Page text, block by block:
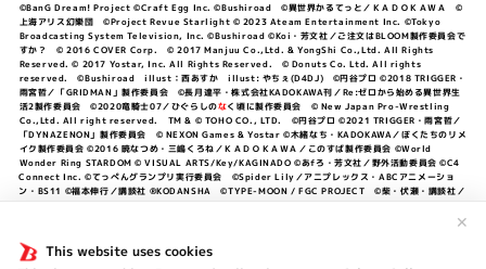
This website uses cookies
✕
©BanG Dream! Project ©Craft Egg Inc. ©Bushiroad ©異世界かるてっと／ＫＡＤＯＫＡＷＡ ©
上海アリス幻樂団 ©Project Revue Starlight © 2023 Ateam Entertainment Inc. ©Tokyo
Broadcasting System Television, Inc. ©Bushiroad ©Koi・芳文社／ご注文はBLOOM製作委員会で
すか？ © 2016 COVER Corp. © 2017 Manjuu Co.,Ltd. & YongShi Co.,Ltd. All Rights
Reserved. © 2017 Yostar, Inc. All Rights Reserved. © Donuts Co. Ltd. All rights
reserved. ©Bushiroad illust：西あすか illust: やちぇ(D4DJ) ©円谷プロ ©2018 TRIGGER・
雨宮哲／「GRIDMAN」製作委員会 ©長月達平・株式会社KADOKAWA刊／Re:ゼロから始める異世界生
活2製作委員会 ©2020竜騎士07／ひぐらしのなく頃に製作委員会 © New Japan Pro-Wrestling
Co.,Ltd. All right reserved. TM & © TOHO CO., LTD. ©円谷プロ ©2021 TRIGGER・雨宮哲／
「DYNAZENON」製作委員会 © NEXON Games & Yostar ©木緒なち・KADOKAWA／ぼくたちのリメ
イク製作委員会 ©2016 暁なつめ・三嶋くろね／ＫＡＤＯＫＡＷＡ／このすば製作委員会 ©World
Wonder Ring STARDOM © VISUAL ARTS/Key/KAGINADO ©あfろ・芳文社／野外活動委員会 ©C4
Connect Inc. ©てっぺんグランプリ実行委員会 ©Spider Lily／アニプレックス・ABCアニメーショ
ン・BS11 ©福本伸行／講談社 ®KODANSHA ©TYPE-MOON / FGC PROJECT ©柴・伏瀬・講談社／
©中村力斗・野澤ゆき子／集英社・君のことが大大大大大好きな製作委員会 ©IIS-P／ぽんのみち製作委
員会 ©円谷プロ ©2023 TRIGGER・雨宮哲／「劇場版グリッドマンユニバース」製作委員会 © NEXON